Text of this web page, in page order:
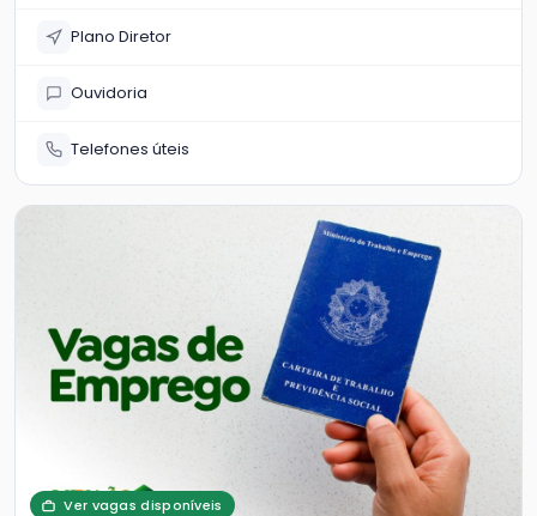
Plano Diretor
Ouvidoria
Telefones úteis
Ver vagas disponíveis